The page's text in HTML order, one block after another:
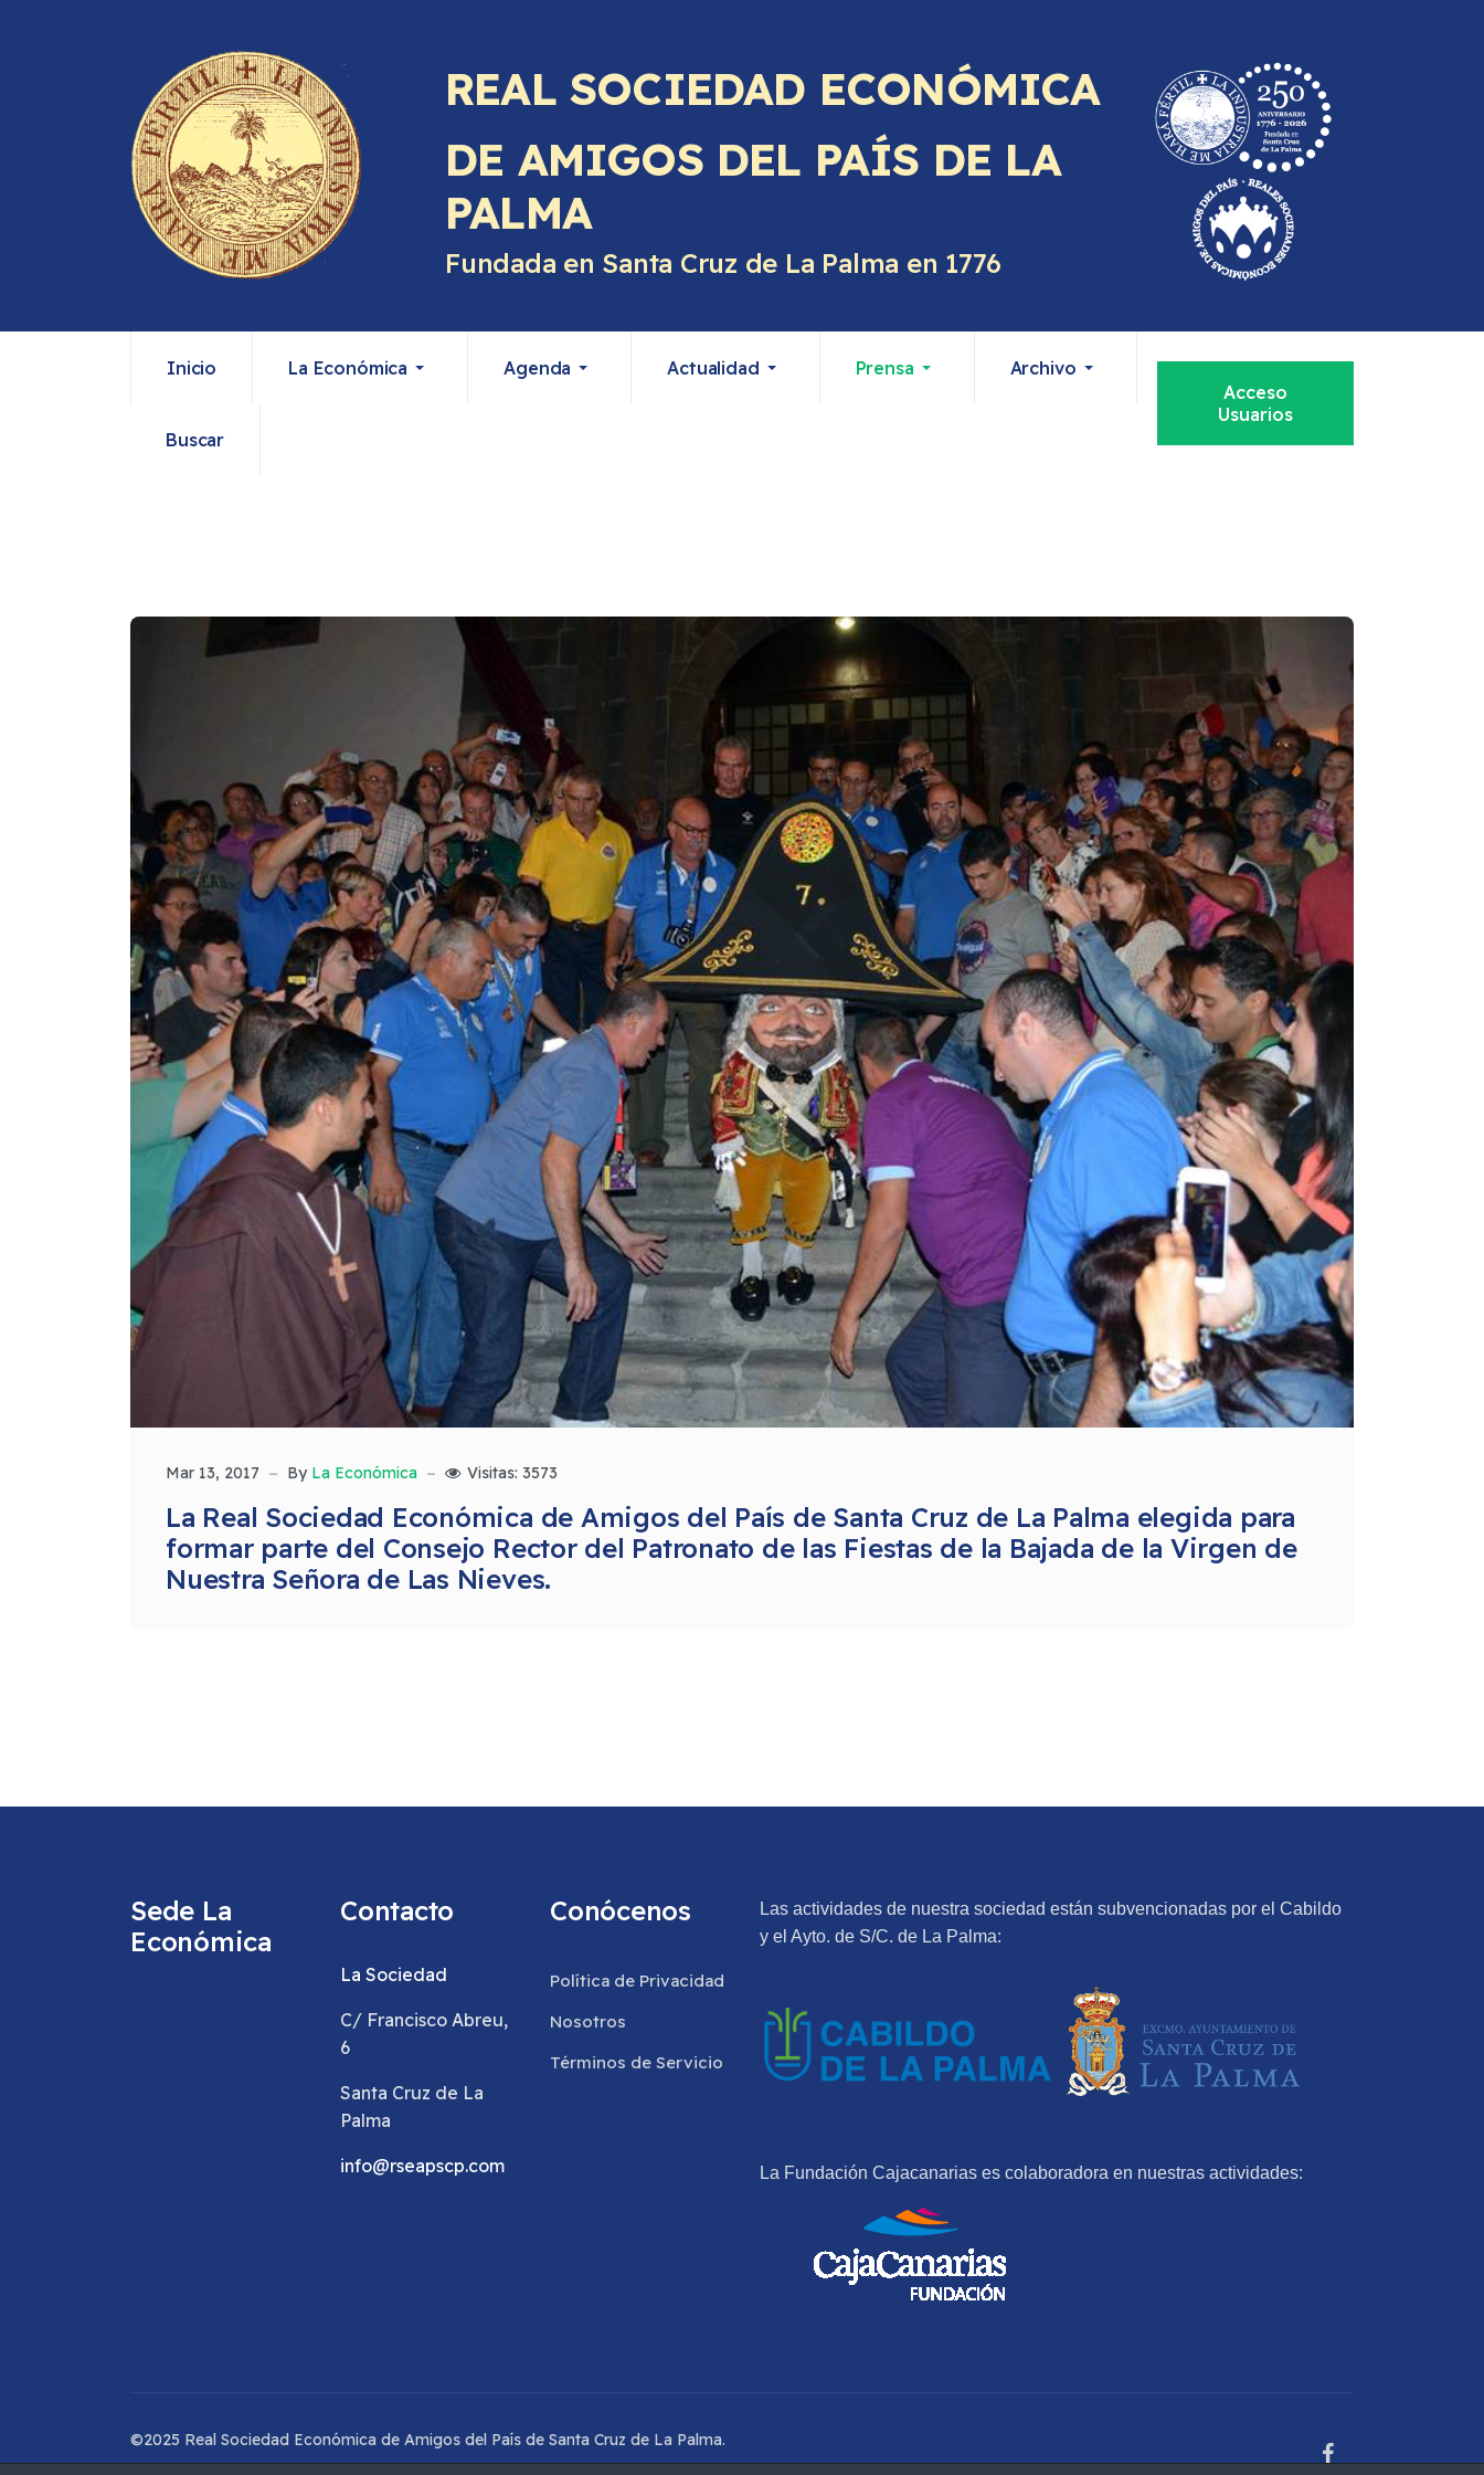
REAL SOCIEDAD ECONÓMICA
DE AMIGOS DEL PAÍS DE LA
PALMA
Fundada en Santa Cruz de La Palma en 1776
Inicio La Económica Agenda Actualidad Prensa Archivo
Buscar
Acceso
Usuarios
Mar 13, 2017 By La Económica Visitas: 3573
La Real Sociedad Económica de Amigos del País de Santa Cruz de La Palma elegida para
formar parte del Consejo Rector del Patronato de las Fiestas de la Bajada de la Virgen de
Nuestra Señora de Las Nieves.
Sede La
Económica
Contacto
La Sociedad
C/ Francisco Abreu,
6
Santa Cruz de La
Palma
info@rseapscp.com
Conócenos
Política de Privacidad
Nosotros
Términos de Servicio
Las actividades de nuestra sociedad están subvencionadas por el Cabildo
y el Ayto. de S/C. de La Palma:
La Fundación Cajacanarias es colaboradora en nuestras actividades:
©2025 Real Sociedad Económica de Amigos del País de Santa Cruz de La Palma.